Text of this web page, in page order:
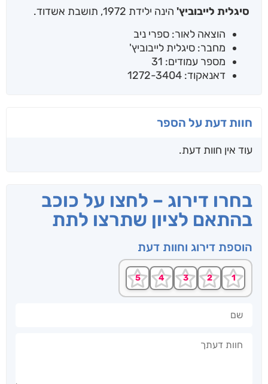
סיגלית לייבוביץ' הינה ילידת 1972, תושבת אשדוד.
הוצאה לאור: ספרי ניב
מחבר: סיגלית לייבוביץ'
מספר עמודים: 31
דאנאקוד: 1272-3404
חוות דעת על הספר
עוד אין חוות דעת.
בחרו דירוג – לחצו על כוכב
בהתאם לציון שתרצו לתת
הוספת דירוג וחוות דעת